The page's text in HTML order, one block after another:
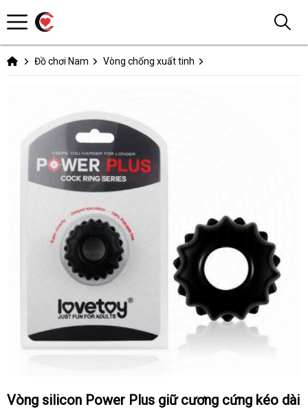
Đồ chơi Nam Vòng chống xuất tinh
Vòng silicon Power Plus giữ cương cứng kéo dài